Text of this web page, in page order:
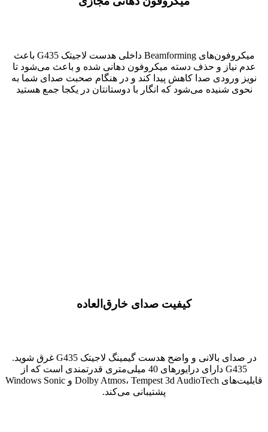
میکروفون‌های Beamforming داخلی هدست لاجیتک G435 باعث
عدم نیاز و حذف دسته میکروفون دهانی شده و باعث می‌شود تا
نویز ورودی صدا کاهش پیدا کند و در هنگام صحبت صدای شما به
نحوی شنیده می‌شود که انگار با دوستانتان در یکجا جمع هستید
کیفیت صدای خارق‌العاده
در صدای بالانی و واضح هدست گیمینگ لاجیتک G435 غرق شوید.
G435 دارای درایورهای 40 میلی‌متری قدرتمندی است که از
قابلیت‌های Dolby Atmos، Tempest 3d AudioTech و Windows Sonic
پشتیبانی می‌کند.